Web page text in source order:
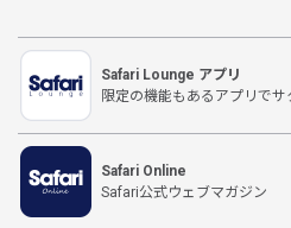
Safari Lounge アプリ
限定の機能もあるアプリで
Safari Online
Safari公式ウェブマガジン